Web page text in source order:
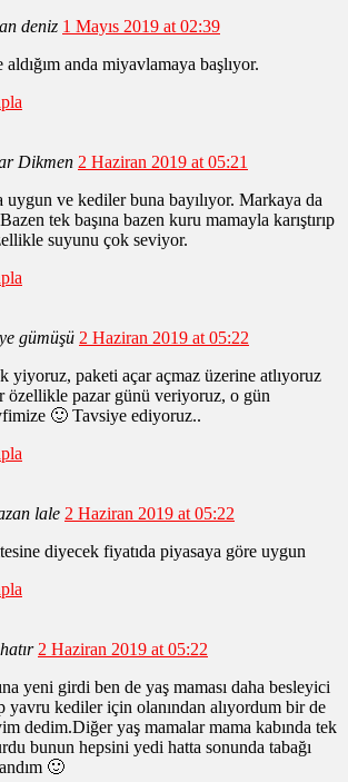
deniz 1 Mayıs 2019 at 02:39
aldığım anda miyavlamaya başlıyor.
Dikmen 2 Haziran 2019 at 05:21
uygun ve kediler buna bayılıyor. Markaya da
tek başına bazen kuru mamayla karıştırıp
suyunu çok seviyor.
gümüşü 2 Haziran 2019 at 05:22
yiyoruz, paketi açar açmaz üzerine atlıyoruz
özellikle pazar günü veriyoruz, o gün
🙂 Tavsiye ediyoruz..
lale 2 Haziran 2019 at 05:22
diyecek fiyatıda piyasaya göre uygun
2 Haziran 2019 at 05:22
yeni girdi ben de yaş maması daha besleyici
yavru kediler için olanından alıyordum bir de
dedim.Diğer yaş mamalar mama kabında tek
bunun hepsini yedi hatta sonunda tabağı
🙂